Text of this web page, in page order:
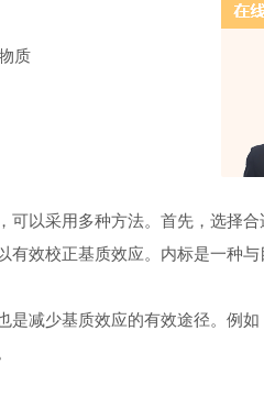
以采用多种方法。首先，选择合
有效校正基质效应。内标是一种
减少基质效应的有效途径。例如